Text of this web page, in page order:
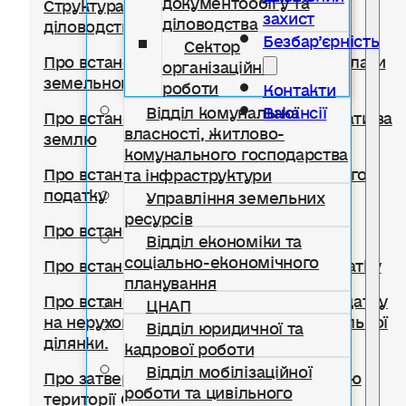
діловодства
Сектор
організаційної
роботи
Відділ комунальної
власності, житлово-
комунального господарства
та інфраструктури
Управління земельних
ресурсів
Відділ економіки та
соціально-економічного
планування
ЦНАП
Відділ юридичної та
кадрової роботи
Відділ мобілізаційної
роботи та цивільного
захист
Безбар’єрність
Контакти
Вакансії
діловодства та організаційної роботи
Про встановлення ставок та пільг із сплати
земельного податку
Про встановлення ставок орендної плати за
землю
Про встановлення ставки транспортного
податку
Про встановлення туристичного збору
Про встановлення ставок єдиного податку
Про встановлення ставок із сплати податку
на нерухоме майно, відмінне від земельної
ділянки.
Про затвердження Правил благоустрою
території Солотвинської селищної